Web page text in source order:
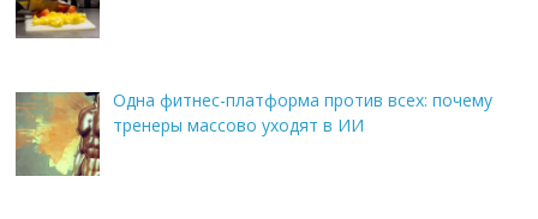
Одна фитнес-платформа против всех: почему
тренеры массово уходят в ИИ